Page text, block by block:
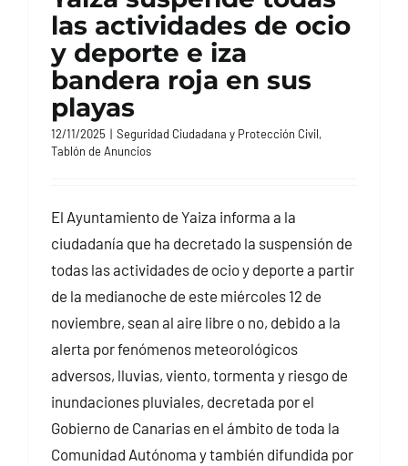
CONTACTO
las actividades de ocio
y deporte e iza
bandera roja en sus
playas
12/11/2025 | Seguridad Ciudadana y Protección Civil,
Tablón de Anuncios
El Ayuntamiento de Yaiza informa a la
ciudadanía que ha decretado la suspensión de
todas las actividades de ocio y deporte a partir
de la medianoche de este miércoles 12 de
noviembre, sean al aire libre o no, debido a la
alerta por fenómenos meteorológicos
adversos, lluvias, viento, tormenta y riesgo de
inundaciones pluviales, decretada por el
Gobierno de Canarias en el ámbito de toda la
Comunidad Autónoma y también difundida por